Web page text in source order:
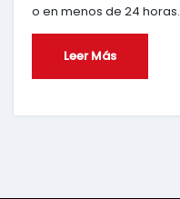
o en menos de 24 horas.
Leer Más